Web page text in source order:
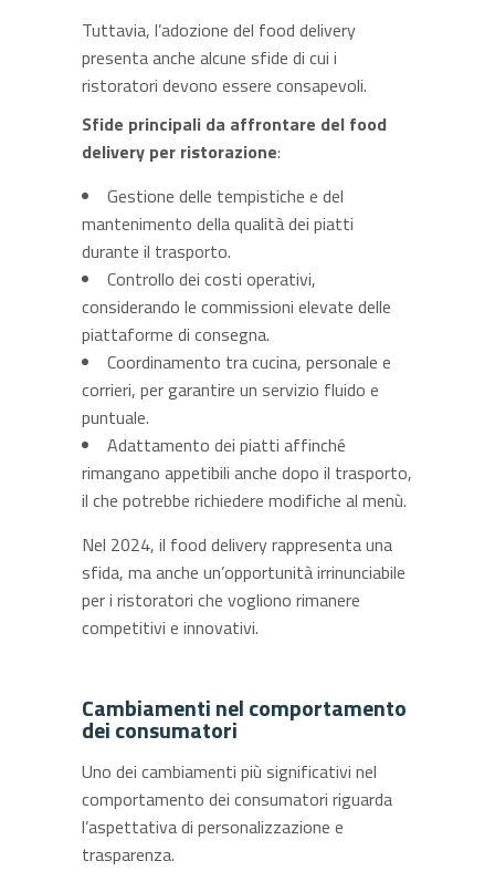
Tuttavia, l’adozione del food delivery
presenta anche alcune sfide di cui i
ristoratori devono essere consapevoli.
Sfide principali da affrontare del food
delivery per ristorazione:
Gestione delle tempistiche e del
mantenimento della qualità dei piatti
durante il trasporto.
Controllo dei costi operativi,
considerando le commissioni elevate delle
piattaforme di consegna.
Coordinamento tra cucina, personale e
corrieri, per garantire un servizio fluido e
puntuale.
Adattamento dei piatti affinché
rimangano appetibili anche dopo il trasporto,
il che potrebbe richiedere modifiche al menù.
Nel 2024, il food delivery rappresenta una
sfida, ma anche un’opportunità irrinunciabile
per i ristoratori che vogliono rimanere
competitivi e innovativi.
Cambiamenti nel comportamento
dei consumatori
Uno dei cambiamenti più significativi nel
comportamento dei consumatori riguarda
l’aspettativa di personalizzazione e
trasparenza.